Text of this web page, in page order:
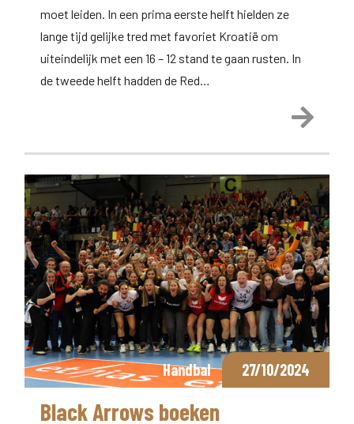
moet leiden. In een prima eerste helft hielden ze
lange tijd gelijke tred met favoriet Kroatië om
uiteindelijk met een 16 – 12 stand te gaan rusten. In
de tweede helft hadden de Red…
Lees
Handbal 27/10/2024
Black Arrows boeken